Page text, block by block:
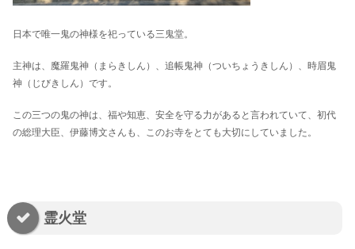
日本で唯一鬼の神様を祀っている三鬼堂。
主神は、魔羅鬼神（まらきしん）、追帳鬼神（ついちょうきしん）、時眉鬼
神（じびきしん）です。
この三つの鬼の神は、福や知恵、安全を守る力があると言われていて、初代
の総理大臣、伊藤博文さんも、このお寺をとても大切にしていました。
霊火堂